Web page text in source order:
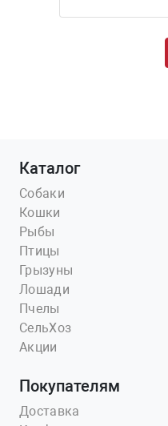
Каталог
Собаки
Кошки
Рыбы
Птицы
Грызуны
Лошади
Пчелы
СельХоз
Акции
Покупателям
Доставка